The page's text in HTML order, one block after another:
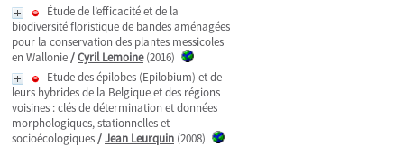
Étude de l’efficacité et de la
biodiversité floristique de bandes aménagées
pour la conservation des plantes messicoles
en Wallonie/Cyril Lemoine(2016)
Etude des épilobes (Epilobium) et de
leurs hybrides de la Belgique et des régions
voisines : clés de détermination et données
morphologiques, stationnelles et
socioécologiques/Jean Leurquin (2008)